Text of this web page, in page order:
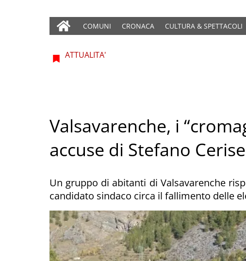
COMUNI CRONACA CULTURA & SPETTACOLI
ATTUALITA'
Valsavarenche, i
accuse di Stefano Cerise
Un gruppo di abitanti di Valsavarenche
candidato sindaco circa il fallimento delle